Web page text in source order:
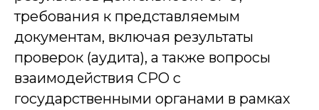
требования к представляемым
документам, включая результаты
проверок (аудита), а также вопросы
взаимодействия СРО с
государственными органами в рамках